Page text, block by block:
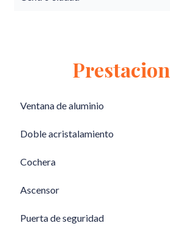
Ventana de aluminio
Doble acristalamiento
Cochera
Ascensor
Puerta de seguridad